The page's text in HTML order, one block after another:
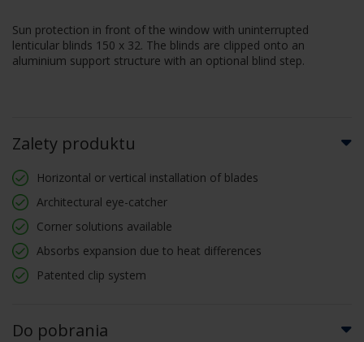
Sun protection in front of the window with uninterrupted
lenticular blinds 150 x 32. The blinds are clipped onto an
aluminium support structure with an optional blind step.
Zalety produktu
Horizontal or vertical installation of blades
Architectural eye-catcher
Corner solutions available
Absorbs expansion due to heat differences
Patented clip system
Do pobrania